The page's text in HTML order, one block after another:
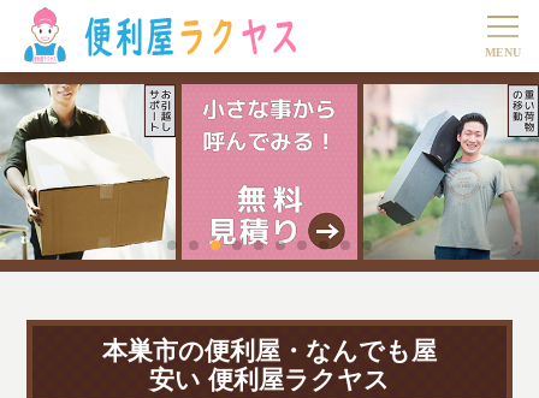
本巣市の便利屋・なんでも屋
安い 便利屋ラクヤス